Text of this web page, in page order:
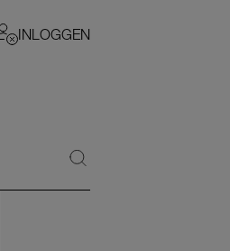
INLOGGEN